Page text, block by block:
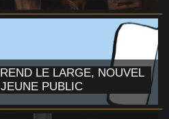
LE LARGE, NOUVEL
PUBLIC